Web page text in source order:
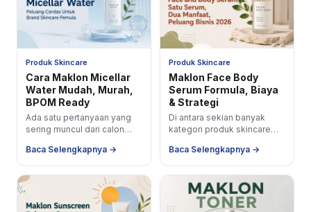
Produk Skincare
Cara Maklon Micellar
Water Mudah, Murah,
BPOM Ready
Ada satu pertanyaan yang
sering muncul dari calon
memulai perjalanan di
industri skincare
&#39;Produk...
Baca Selengkapnya →
Produk Skincare
Maklon Face Body
Serum Formula, Biaya
& Strategi
Di antara sekian banyak
kategori produk skincare
lewat jalur maklon, face and
body serum...
Baca Selengkapnya →